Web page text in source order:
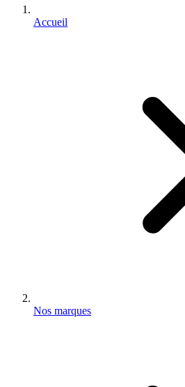
Accueil
Nos marques